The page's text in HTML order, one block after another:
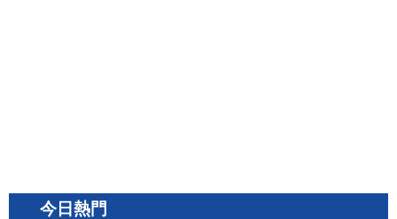
今日熱門